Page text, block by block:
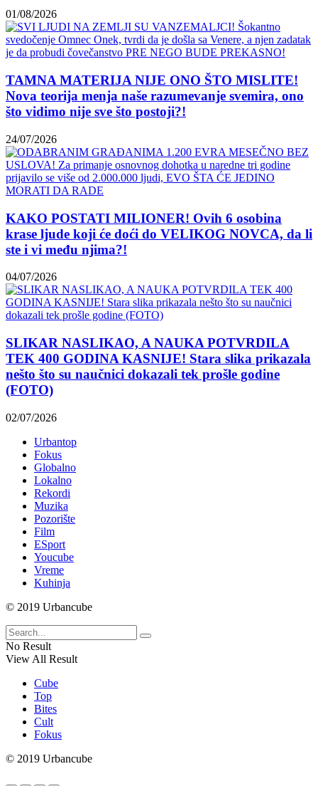
01/08/2026
TAMNA MATERIJA NIJE ONO ŠTO MISLITE!
Nova teorija menja naše razumevanje svemira, ono
što vidimo nije sve što postoji?!
24/07/2026
KAKO POSTATI MILIONER! Ovih 6 osobina
krase ljude koji će doći do VELIKOG NOVCA, da li
ste i vi među njima?!
04/07/2026
SLIKAR NASLIKAO, A NAUKA POTVRDILA
TEK 400 GODINA KASNIJE! Stara slika prikazala
nešto što su naučnici dokazali tek prošle godine
(FOTO)
02/07/2026
Urbantop
Fokus
Globalno
Lokalno
Rekordi
Muzika
Pozorište
Film
ESport
Youcube
Vreme
Kuhinja
© 2019 Urbancube
No Result
View All Result
Cube
Top
Bites
Cult
Fokus
© 2019 Urbancube